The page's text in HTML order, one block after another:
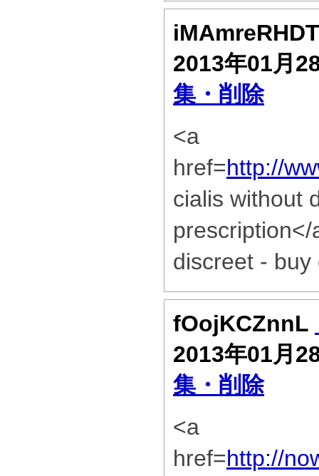
2013年01月
集・削除
<a
href=http://
cialis without
discreet -
fOojKCZnnL
2013年01月
集・削除
<a
href=http://